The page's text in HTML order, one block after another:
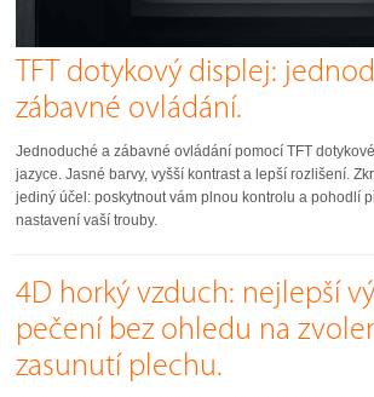
TFT dotykový displej:
zábavné ovládání.
Jednoduché a zábavné ovládání pomocí TFT
jazyce. Jasné barvy, vyšší kontrast a lepší rozlišení.
jediný účel: poskytnout vám plnou kontrolu a pohodlí
nastavení vaší trouby.
4D horký vzduch: nejlepší
pečení bez ohledu na
zasunutí plechu.